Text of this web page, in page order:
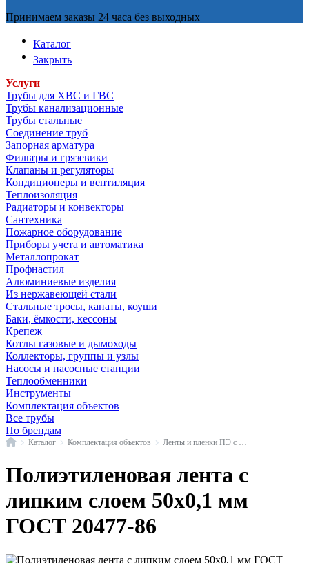
Принимаем заказы 24 часа без выходных
Каталог
Закрыть
Услуги
Трубы для ХВС и ГВС
Трубы канализационные
Трубы стальные
Соединение труб
Запорная арматура
Фильтры и грязевики
Клапаны и регуляторы
Кондиционеры и вентиляция
Теплоизоляция
Радиаторы и конвекторы
Сантехника
Пожарное оборудование
Приборы учета и автоматика
Металлопрокат
Профнастил
Алюминиевые изделия
Из нержавеющей стали
Стальные тросы, канаты, коуши
Баки, ёмкости, кессоны
Крепеж
Котлы газовые и дымоходы
Коллекторы, группы и узлы
Насосы и насосные станции
Теплообменники
Инструменты
Комплектация объектов
Все трубы
По брендам
ГлавнаяКаталог Комплектация объектов
Полиэтиленовая лента с
липким слоем 50х0,1 мм
ГОСТ 20477-86